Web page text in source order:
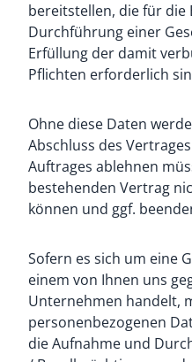
bereitstellen, die für die
Durchführung einer
Erfüllung der damit
Pflichten erforderlich
Ohne diese Daten
Abschluss des
Auftrages ablehnen
bestehenden Vertrag
können und ggf.
Sofern es sich um eine
einem von Ihnen uns
Unternehmen handelt,
personenbezogenen
die Aufnahme und